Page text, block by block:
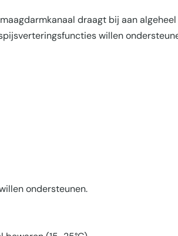
draagt bij aan algeheel
willen
ondersteunen.